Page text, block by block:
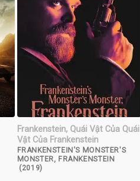
Frankenstein, Quái Vật Của Quái
Vật Của Frankenstein
FRANKENSTEIN'S MONSTER'S
MONSTER, FRANKENSTEIN
(2019)